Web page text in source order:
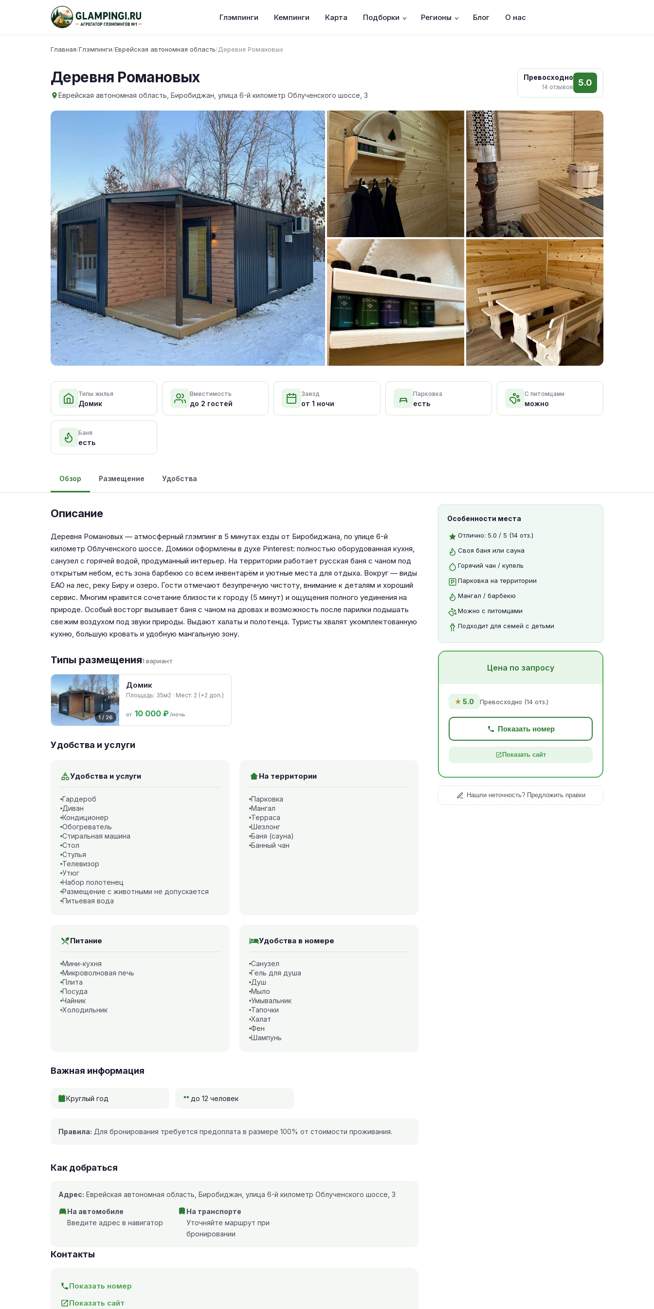
Глэмпинги Кемпинги Карта Подборки Регионы Блог О нас
Главная/Глэмпинги/Еврейская автономная область/Деревня Романовых
Деревня Романовых
Еврейская автономная область, Биробиджан, улица 6-й километр Облученского шоссе, 3
Превосходно
14 отзывов 5.0
Типы жилья
Домик
Вместимость
до 2 гостей
Заезд
от 1 ночи
Парковка
есть
С питомцами
можно
Баня
есть
Обзор Размещение Удобства
Описание
Деревня Романовых — атмосферный глэмпинг в 5 минутах езды от Биробиджана, по улице 6-й
километр Облученского шоссе. Домики оформлены в духе Pinterest: полностью оборудованная кухня,
санузел с горячей водой, продуманный интерьер. На территории работает русская баня с чаном под
открытым небом, есть зона барбекю со всем инвентарём и уютные места для отдыха. Вокруг — виды
ЕАО на лес, реку Биру и озеро. Гости отмечают безупречную чистоту, внимание к деталям и хороший
сервис. Многим нравится сочетание близости к городу (5 минут) и ощущения полного уединения на
природе. Особый восторг вызывает баня с чаном на дровах и возможность после парилки подышать
свежим воздухом под звуки природы. Выдают халаты и полотенца. Туристы хвалят укомплектованную
кухню, большую кровать и удобную мангальную зону.
Типы размещения1 вариант
1 / 26
Домик
Площадь: 35м2 · Мест: 2 (+2 доп.)
от 10 000 ₽/ночь
Удобства и услуги
Удобства и услуги
Гардероб
Диван
Кондиционер
Обогреватель
Стиральная машина
Стол
Стулья
Телевизор
Утюг
Набор полотенец
Размещение с животными не допускается
Питьевая вода
На территории
Парковка
Мангал
Терраса
Шезлонг
Баня (сауна)
Банный чан
Питание
Мини-кухня
Микроволновая печь
Плита
Посуда
Чайник
Холодильник
Удобства в номере
Санузел
Гель для душа
Душ
Мыло
Умывальник
Тапочки
Халат
Фен
Шампунь
Важная информация
Круглый год до 12 человек
Правила: Для бронирования требуется предоплата в размере 100% от стоимости проживания.
Как добраться
Адрес: Еврейская автономная область, Биробиджан, улица 6-й километр Облученского шоссе, 3
На автомобиле
Введите адрес в навигатор
На транспорте
Уточняйте маршрут при
бронировании
Контакты
Показать номер
Показать сайт
Особенности места
Отлично: 5.0 / 5 (14 отз.)
Своя баня или сауна
Горячий чан / купель
Парковка на территории
Мангал / барбекю
Можно с питомцами
Подходит для семей с детьми
Цена по запросу
★ 5.0 Превосходно (14 отз.)
Показать номер
Показать сайт
Нашли неточность? Предложить правки